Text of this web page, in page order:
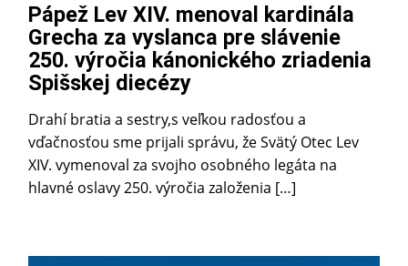
Pápež Lev XIV. menoval kardinála
Grecha za vyslanca pre slávenie
250. výročia kánonického zriadenia
Spišskej diecézy
Drahí bratia a sestry,s veľkou radosťou a
vďačnosťou sme prijali správu, že Svätý Otec Lev
XIV. vymenoval za svojho osobného legáta na
hlavné oslavy 250. výročia založenia […]